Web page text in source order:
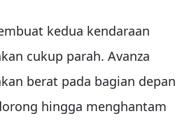
kedua kendaraan
cukup parah. Avanza
berat pada bagian depan
hingga menghantam